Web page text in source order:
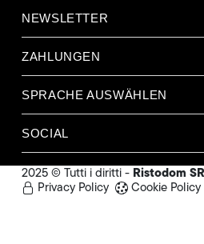
NEWSLETTER
ZAHLUNGEN
SPRACHE AUSWÄHLEN
SOCIAL
2025 © Tutti i diritti - Ristodom
Privacy Policy
Cookie Policy